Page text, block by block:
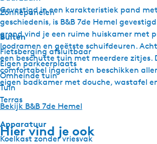
Zonnepanelen
Buiten
Fietsberging afsluitbaar
Eigen parkeerplaats
Omheinde tuin
Tuin
Terras
Apparatuur
Koelkast zonder vriesvak
Gevestigd in een karakteristiek pand
geschiedenis, is B&B 7de Hemel
grond vind je een ruime huiskamer met
loodramen en geëtste schuifdeuren.
een beschutte tuin met meerdere zitjes.
comfortabel ingericht en beschikken
eigen badkamer met douche, wastafel
Bekijk B&B 7de Hemel
Hier vind je ook